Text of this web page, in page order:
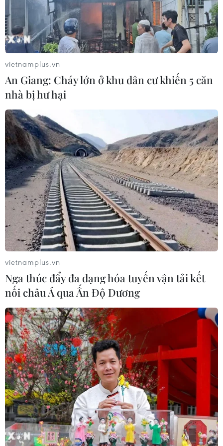
Đắk Lắk: Bắt đối tượng lừa đảo
chiếm đoạt hơn 26 tỷ đồng sau gần 9
năm lẩn trốn
04/08/2026 10:53
Khởi tố 16 đối tường trong đường dây
tổ chức đánh bạc trực tuyến quy mô
lớn
04/08/2026 09:30
Xem thêm
CƠ QUAN CHỦ QUẢN: THÔNG TẤN XÃ VIỆT NAM
Phó Tổng Biên tập: NGUYỄN THỊ TÁM, KHÚC THANH
THỦY
Sở hữu trí tuệ
Quy định sử dụng
RSS
Hỗ trợ
Ngôn ngữ
TTXVN
Dịch vụ tin
Quảng cáo
Liên hệ
Giấy phép số: 1374/GP-BTTTT do Bộ Thông tin và Truyền thông
vietnamplus.vn
An Giang: Cháy lớn ở khu dân cư khiến 5 căn
nhà bị hư hại
vietnamplus.vn
Nga thúc đẩy đa dạng hóa tuyến vận tải kết
nối châu Á qua Ấn Độ Dương